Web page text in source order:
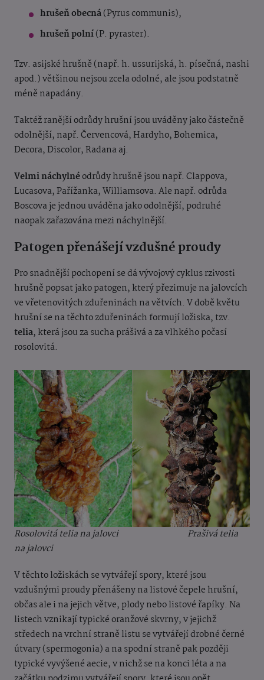
hrušeň obecná(Pyrus communis),
hrušeň polní(P. pyraster).
Tzv. asijské hrušně (např. h. ussurijská, h. písečná, nashi
apod.) většinou nejsou zcela odolné, ale jsou podstatně
méně napadány.
Taktéž ranější odrůdy hrušní jsou uváděny jako částečně
odolnější, např. Červencová, Hardyho, Bohemica,
Decora, Discolor, Radana aj.
Velmi náchylnéodrůdy hrušně jsou např. Clappova,
Lucasova, Pařížanka, Williamsova. Ale např. odrůda
Boscova je jednou uváděna jako odolnější, podruhé
naopak zařazována mezi náchylnější.
Patogen přenášejí vzdušné proudy
Pro snadnější pochopení se dá vývojový cyklus rzivosti
hrušně popsat jako patogen, který přezimuje na jalovcích
ve vřetenovitých zduřeninách na větvích. V době květu
hrušní se na těchto zduřeninách formují ložiska, tzv.
telia, která jsou za sucha prášivá a za vlhkého počasí
rosolovitá.
Rosolovitá telia na jalovci Prašivá telia
na jalovci
V těchto ložiskách se vytvářejí spory, které jsou
vzdušnými proudy přenášeny na listové čepele hrušní,
občas ale i na jejich větve, plody nebo listové řapíky. Na
listech vznikají typické oranžové skvrny, v jejichž
středech na vrchní straně listu se vytvářejí drobné černé
útvary (spermogonia) a na spodní straně pak později
typické vyvýšené aecie, v nichž se na konci léta a na